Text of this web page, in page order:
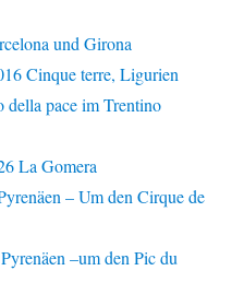
und Girona
Cinque terre, Ligurien
della pace im Trentino
La Gomera
– Um den Cirque de
–um den Pic du